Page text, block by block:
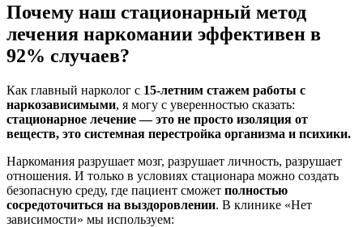
Почему наш стационарный метод
лечения наркомании эффективен в
92% случаев?
Как главный нарколог с 15-летним стажем работы с
наркозависимыми, я могу с уверенностью сказать:
стационарное лечение — это не просто изоляция от
веществ, это системная перестройка организма и психики.
Наркомания разрушает мозг, разрушает личность, разрушает
отношения. И только в условиях стационара можно создать
безопасную среду, где пациент сможет полностью
сосредоточиться на выздоровлении. В клинике «Нет
зависимости» мы используем: